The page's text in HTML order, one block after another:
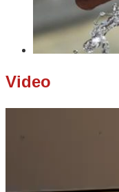
Video